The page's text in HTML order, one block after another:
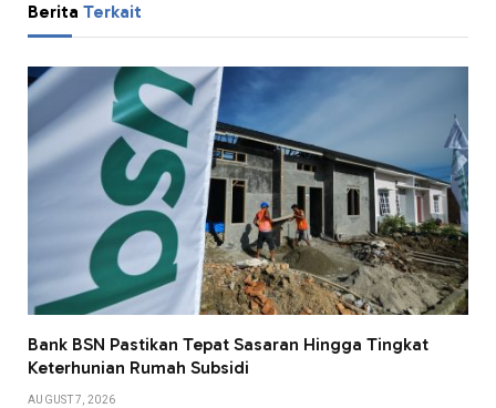
Berita Terkait
Bank BSN Pastikan Tepat Sasaran Hingga Tingkat
Keterhunian Rumah Subsidi
AUGUST 7, 2026